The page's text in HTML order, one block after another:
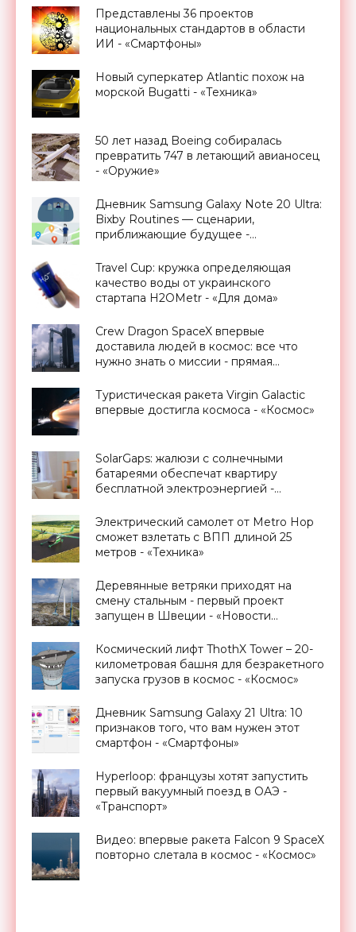
Представлены 36 проектов
национальных стандартов в области
ИИ - «Смартфоны»
Новый суперкатер Atlantic похож на
морской Bugatti - «Техника»
50 лет назад Boeing собиралась
превратить 747 в летающий авианосец
- «Оружие»
Дневник Samsung Galaxy Note 20 Ultra:
Bixby Routines — сценарии,
приближающие будущее -
Travel Cup: кружка определяющая
качество воды от украинского
стартапа H2OMetr - «Для дома»
Crew Dragon SpaceX впервые
доставила людей в космос: все что
нужно знать о миссии - прямая
Туристическая ракета Virgin Galactic
впервые достигла космоса - «Космос»
SolarGaps: жалюзи с солнечными
батареями обеспечат квартиру
бесплатной электроэнергией -
Электрический самолет от Metro Hop
сможет взлетать с ВПП длиной 25
метров - «Техника»
Деревянные ветряки приходят на
смену стальным - первый проект
запущен в Швеции - «Новости
Космический лифт ThothX Tower – 20-
километровая башня для безракетного
запуска грузов в космос - «Космос»
Дневник Samsung Galaxy 21 Ultra: 10
признаков того, что вам нужен этот
смартфон - «Смартфоны»
Hyperloop: французы хотят запустить
первый вакуумный поезд в ОАЭ -
«Транспорт»
Видео: впервые ракета Falcon 9 SpaceX
повторно слетала в космос - «Космос»